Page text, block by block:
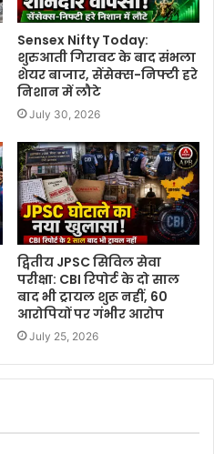
Sensex Nifty Today:
शुरुआती गिरावट के बाद संभला
शेयर बाजार, सेंसेक्स-निफ्टी हरे
निशान में लौटे
July 30, 2026
द्वितीय JPSC सिविल सेवा
परीक्षा: CBI रिपोर्ट के दो साल
बाद भी ट्रायल शुरू नहीं, 60
आरोपियों पर गंभीर आरोप
July 25, 2026